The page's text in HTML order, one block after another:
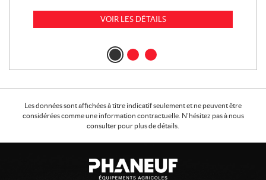
VOIR LES DÉTAILS
Les données sont affichées à titre indicatif seulement et ne peuvent être
considérées comme une information contractuelle. N'hésitez pas à nous
consulter pour plus de détails.